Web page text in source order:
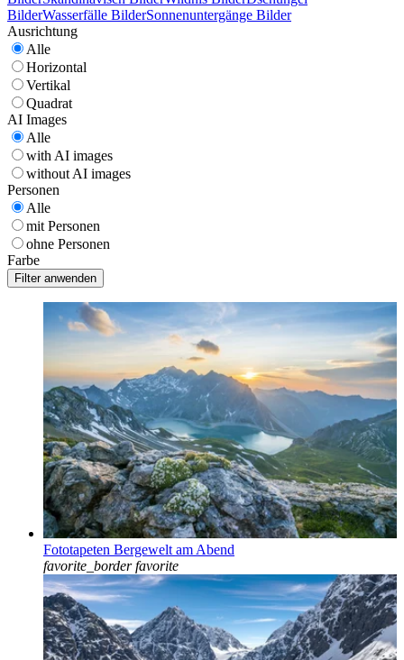
BilderWasserfälle BilderSonnenuntergänge Bilder
Ausrichtung
Alle
Horizontal
Vertikal
Quadrat
AI Images
Alle
with AI images
without AI images
Personen
Alle
mit Personen
ohne Personen
Farbe
Fototapeten Bergewelt am Abend
favorite_border favorite